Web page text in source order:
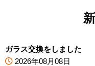
ガラス交換をしました
2026年08月08日